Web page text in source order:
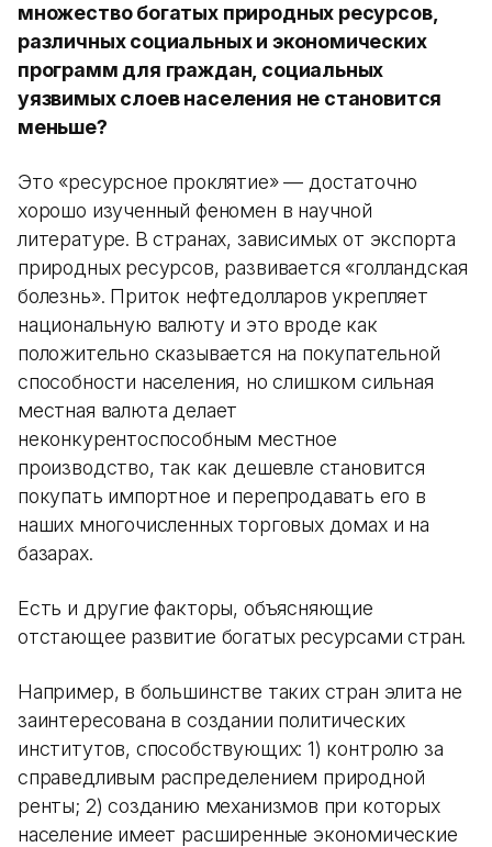
множество богатых природных ресурсов,
различных социальных и экономических
программ для граждан, социальных
уязвимых слоев населения не становится
меньше?
Это «ресурсное проклятие» — достаточно
хорошо изученный феномен в научной
литературе. В странах, зависимых от экспорта
природных ресурсов, развивается «голландская
болезнь». Приток нефтедолларов укрепляет
национальную валюту и это вроде как
положительно сказывается на покупательной
способности населения, но слишком сильная
местная валюта делает
неконкурентоспособным местное
производство, так как дешевле становится
покупать импортное и перепродавать его в
наших многочисленных торговых домах и на
базарах.
Есть и другие факторы, объясняющие
отстающее развитие богатых ресурсами стран.
Например, в большинстве таких стран элита не
заинтересована в создании политических
институтов, способствующих: 1) контролю за
справедливым распределением природной
ренты; 2) созданию механизмов при которых
население имеет расширенные экономические